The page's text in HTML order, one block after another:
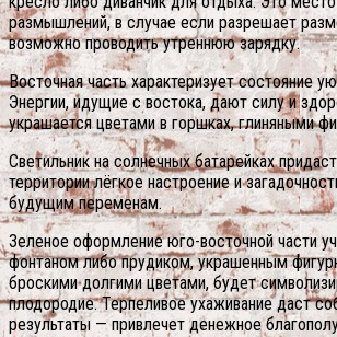
размышлений, в случае если разрешает
возможно проводить утреннюю зарядку.
Восточная часть характеризует состояние
Энергии, идущие с востока, дают силу и
украшается цветами в горшках, глиняными
Светильник на солнечных батарейках
территории лёгкое настроение и
будущим переменам.
Зеленое оформление юго-восточной части
фонтаном либо прудиком, украшенным
броскими долгими цветами, будет
плодородие. Терпеливое ухаживание даст
результаты — привлечет денежное